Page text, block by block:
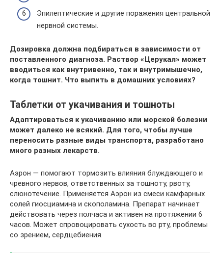
Эпилептические и другие поражения центральной
нервной системы.
Дозировка должна подбираться в зависимости от
поставленного диагноза. Раствор «Церукал» может
вводиться как внутривенно, так и внутримышечно,
когда тошнит. Что выпить в домашних условиях?
Таблетки от укачивания и тошноты
Адаптироваться к укачиванию или морской болезни
может далеко не всякий. Для того, чтобы лучше
переносить разные виды транспорта, разработано
много разных лекарств.
Аэрон — помогают тормозить влияния блуждающего и
чревного нервов, ответственных за тошноту, рвоту,
слюнотечение. Применяется Аэрон из смеси камфарных
солей гиосциамина и скополамина. Препарат начинает
действовать через полчаса и активен на протяжении 6
часов. Может спровоцировать сухость во рту, проблемы
со зрением, сердцебиения.